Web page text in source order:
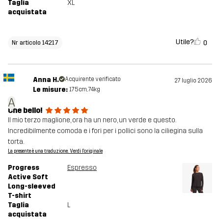
Taglia
acquistata
XL
Nr articolo 14217 Utile? 0
A
Anna H. Acquirente verificato 27 luglio 2026
Le misure: 175cm, 74kg
Che bello!
Il mio terzo maglione, ora ha un nero, un verde e questo.
Incredibilmente comoda e i fori per i pollici sono la ciliegina sulla
torta.
La presente è una traduzione. Verdi l'originale
Progress
Active Soft
Long-sleeved
T-shirt
Espresso
Taglia
acquistata
L